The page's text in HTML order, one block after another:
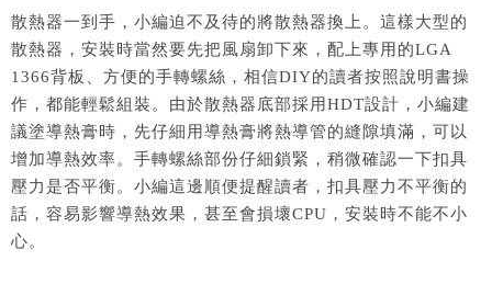
散熱器一到手，小編迫不及待的將散熱器換上。這樣大型的
散熱器，安裝時當然要先把風扇卸下來，配上專用的LGA
1366背板、方便的手轉螺絲，相信DIY的讀者按照說明書操
作，都能輕鬆組裝。由於散熱器底部採用HDT設計，小編建
議塗導熱膏時，先仔細用導熱膏將熱導管的縫隙填滿，可以
增加導熱效率。手轉螺絲部份仔細鎖緊，稍微確認一下扣具
壓力是否平衡。小編這邊順便提醒讀者，扣具壓力不平衡的
話，容易影響導熱效果，甚至會損壞CPU，安裝時不能不小
心。